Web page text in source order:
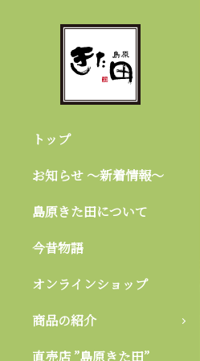
トップ
お知らせ 〜新着情報〜
島原きた田について
今昔物語
オンラインショップ
商品の紹介
直売店 ”島原きた田”